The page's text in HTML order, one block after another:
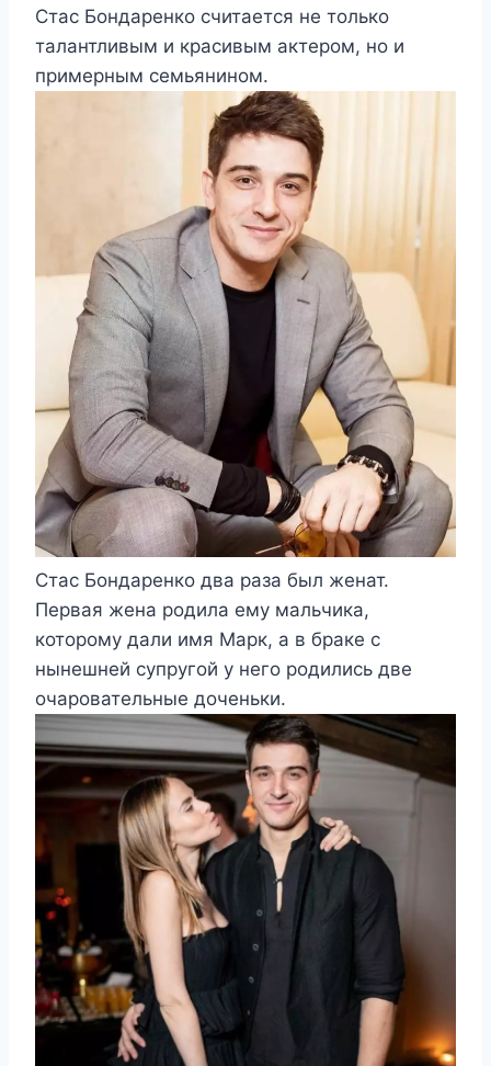
Стас Бондаренко считается не только
талантливым и красивым актером, но и
примерным семьянином.
Стас Бондаренко два раза был женат.
Первая жена родила ему мальчика,
которому дали имя Марк, а в браке с
нынешней супругой у него родились две
очаровательные доченьки.